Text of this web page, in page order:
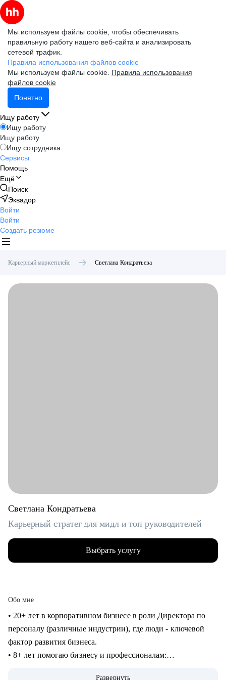
Мы используем файлы cookie, чтобы обеспечивать
правильную работу нашего веб-сайта и анализировать
сетевой трафик.
Правила использования файлов cookie
Мы используем файлы cookie. Правила использования
файлов cookie
Понятно
Ищу работу
Ищу работу
Ищу работу
Ищу сотрудника
Сервисы
Помощь
Ещё
Поиск
Эквадор
Войти
Войти
Создать резюме
Карьерный маркетплейс Светлана Кондратьева
Светлана Кондратьева
Карьерный стратег для мидл и топ руководителей
Выбрать услугу
Обо мне
• 20+ лет в корпоративном бизнесе в роли Директора по
персоналу (различные индустрии), где люди - ключевой
фактор развития бизнеса.
• 8+ лет помогаю бизнесу и профессионалам:
Развернуть